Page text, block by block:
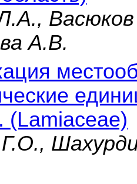
А.В.
(Lamiaceae)